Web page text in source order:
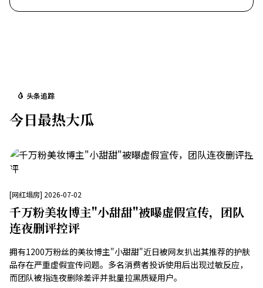
头条追踪
今日最热大瓜
[网红塌房] 2026-07-02
千万粉美妆博主"小甜甜"被曝虚假宣传，团队
连夜删评控评
拥有1200万粉丝的美妆博主"小甜甜"近日被网友扒出其推荐的护肤
品存在严重虚假宣传问题。多名消费者投诉使用后出现过敏反应，
而团队被指连夜删除差评并批量拉黑质疑用户。